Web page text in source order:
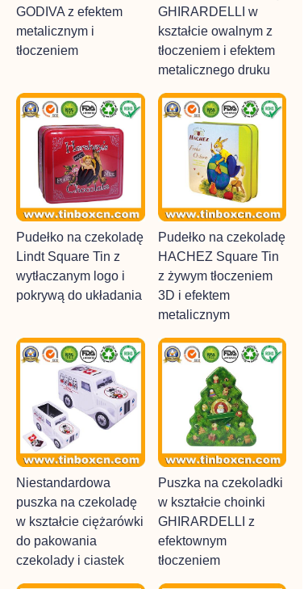
GODIVA z efektem
metalicznym i
tłoczeniem
GHIRARDELLI w
kształcie owalnym z
tłoczeniem i efektem
metalicznego druku
Pudełko na czekoladę
Lindt Square Tin z
wytłaczanym logo i
pokrywą do układania
Pudełko na czekoladę
HACHEZ Square Tin
z żywym tłoczeniem
3D i efektem
metalicznym
Niestandardowa
puszka na czekoladę
w kształcie ciężarówki
do pakowania
czekolady i ciastek
Puszka na czekoladki
w kształcie choinki
GHIRARDELLI z
efektownym
tłoczeniem